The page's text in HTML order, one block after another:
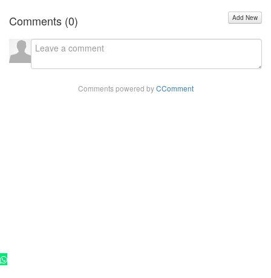
Comments (0) Add New
Comments powered byCComment